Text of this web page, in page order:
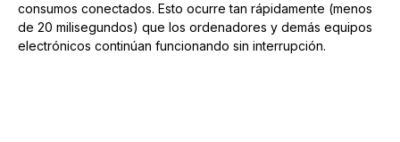
consumos conectados. Esto ocurre tan rápidamente (menos
de 20 milisegundos) que los ordenadores y demás equipos
electrónicos continúan funcionando sin interrupción.